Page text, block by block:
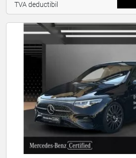
TVA deductibil